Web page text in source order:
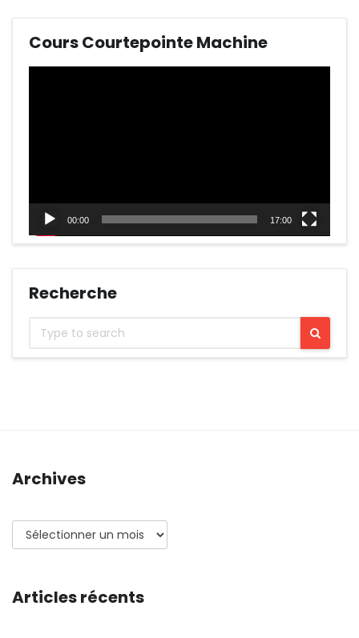
Cours Courtepointe Machine
00:00 17:00
Recherche
Archives
Archives
Articles récents